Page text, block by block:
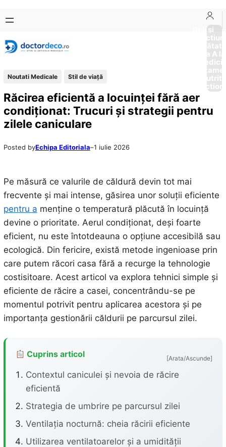
conținut
content
Boli si
Afectiuni
Sănătate
de la A
Noutati Medicale Stil de viaţă
Răcirea eficientă a locuinței fără aer
condiționat: Trucuri și strategii pentru
zilele caniculare
Posted byEchipa Editoriala–1 iulie 2026
Pe măsură ce valurile de căldură devin tot mai
frecvente și mai intense, găsirea unor soluții eficiente
pentru a menține o temperatură plăcută în locuință
devine o prioritate. Aerul condiționat, deși foarte
eficient, nu este întotdeauna o opțiune accesibilă sau
ecologică. Din fericire, există metode ingenioase prin
care putem răcori casa fără a recurge la tehnologie
costisitoare. Acest articol va explora tehnici simple și
eficiente de răcire a casei, concentrându-se pe
momentul potrivit pentru aplicarea acestora și pe
importanța gestionării căldurii pe parcursul zilei.
Cuprins articol [Arata/Ascunde]
Contextul caniculei și nevoia de răcire
eficientă
Strategia de umbrire pe parcursul zilei
Ventilația nocturnă: cheia răcirii eficiente
Utilizarea ventilatoarelor și a umidității